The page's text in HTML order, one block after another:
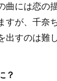
曲には恋の
すが、千奈
すのは難
？